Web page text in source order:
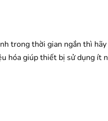
trong thời gian ngắn thì
hóa giúp thiết bị sử dụng ít